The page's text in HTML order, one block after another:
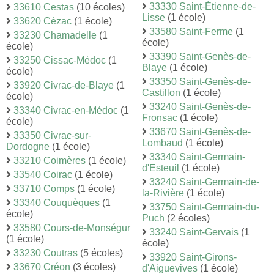
33610 Cestas (10 écoles)
33620 Cézac (1 école)
33230 Chamadelle (1
école)
33250 Cissac-Médoc (1
école)
33920 Civrac-de-Blaye (1
école)
33340 Civrac-en-Médoc (1
école)
33350 Civrac-sur-
Dordogne (1 école)
33210 Coimères (1 école)
33540 Coirac (1 école)
33710 Comps (1 école)
33340 Couquèques (1
école)
33580 Cours-de-Monségur
(1 école)
33230 Coutras (5 écoles)
33670 Créon (3 écoles)
33330 Saint-Étienne-de-
Lisse (1 école)
33580 Saint-Ferme (1
école)
33390 Saint-Genès-de-
Blaye (1 école)
33350 Saint-Genès-de-
Castillon (1 école)
33240 Saint-Genès-de-
Fronsac (1 école)
33670 Saint-Genès-de-
Lombaud (1 école)
33340 Saint-Germain-
d'Esteuil (1 école)
33240 Saint-Germain-de-
la-Rivière (1 école)
33750 Saint-Germain-du-
Puch (2 écoles)
33240 Saint-Gervais (1
école)
33920 Saint-Girons-
d'Aiguevives (1 école)